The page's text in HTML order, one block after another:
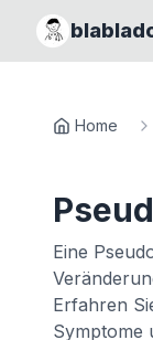
Home
Eine
Erfahren
Symptome